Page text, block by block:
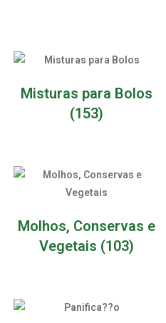
Misturas para Bolos
(153)
Molhos, Conservas e
Vegetais (103)